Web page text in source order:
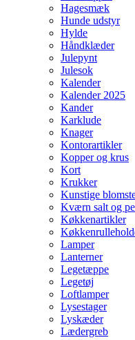
Hagesmæk
Hunde udstyr
Hylde
Håndklæder
Julepynt
Julesok
Kalender
Kalender 2025
Kander
Karklude
Knager
Kontorartikler
Kopper og krus
Kort
Krukker
Kunstige
Kværn salt og
Køkkenartikler
Lamper
Lanterner
Legetæppe
Legetøj
Loftlamper
Lysestager
Lyskæder
Lædergreb